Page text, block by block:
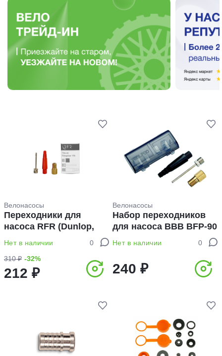
Велонасосы
Переходники для
насоса RFR (Dunlop,
игла, матрас) (40421)
Нет в наличии
0
310 ₽ -32%
212 ₽
Велонасосы
Набор переходников
для насоса BBB BFP-90
Нет в наличии 0
240 ₽